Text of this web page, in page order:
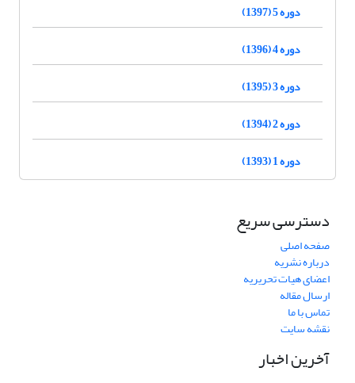
دوره 5 (1397)
دوره 4 (1396)
دوره 3 (1395)
دوره 2 (1394)
دوره 1 (1393)
دسترسی سریع
صفحه اصلی
درباره نشریه
اعضای هیات تحریریه
ارسال مقاله
تماس با ما
نقشه سایت
آخرین اخبار